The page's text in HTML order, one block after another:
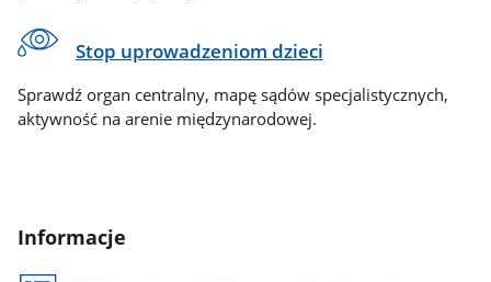
Stop uprowadzeniom dzieci
Sprawdź organ centralny, mapę sądów specjalistycznych,
aktywność na arenie międzynarodowej.
Informacje